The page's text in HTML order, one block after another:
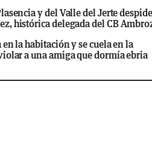
y del Valle del Jerte
histórica delegada del CB
en la habitación y se cuela en la
a una amiga que dormía ebria